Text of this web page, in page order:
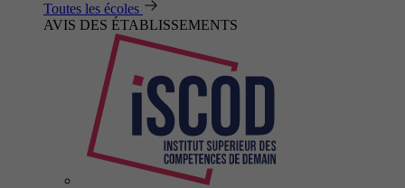
Toutes les écoles
AVIS DES ÉTABLISSEMENTS